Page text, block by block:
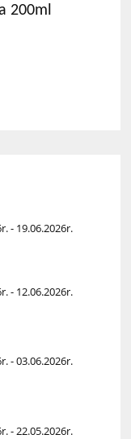
200ml
- 19.06.2026r.
- 12.06.2026r.
- 03.06.2026r.
- 22.05.2026r.